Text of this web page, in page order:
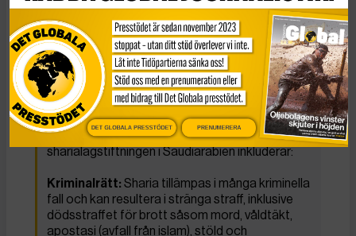
Saudiarabiens sharialagstiftning grundar sig på
tolkningen av islamsk lag utifrån en strikt och
konservativ tolkning av Koranen och Sunnah
(profetens handlingar och uttalanden). Denna
lagstiftning utgör grunden för det rättsliga
systemet i Saudiarabien och reglerar olika
aspekter av det saudiska samhället.
Några viktiga aspekter och tillämpningar av
sharialagstiftningen i Saudiarabien inkluderar:
Kriminalrätt: Sharia tillämpas i många kriminella
fall och kan resultera i stränga straff, inklusive
dödsstraffet för brott såsom mord, våldtäkt,
apostasi (avfall från islam), stöld och
DET GLOBALA PRESSTÖDET PRENUMERERA